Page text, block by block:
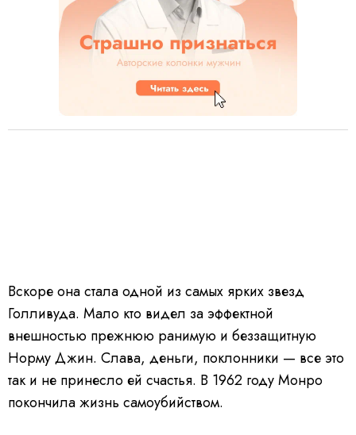
Вскоре она стала одной из самых ярких звезд
Голливуда. Мало кто видел за эффектной
внешностью прежнюю ранимую и беззащитную
Норму Джин. Слава, деньги, поклонники — все это
так и не принесло ей счастья. В 1962 году Монро
покончила жизнь самоубийством.